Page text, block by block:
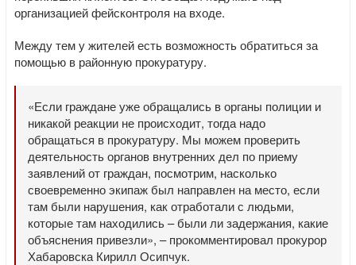
организацией фейсконтроля на входе.
Между тем у жителей есть возможность обратиться за
помощью в районную прокуратуру.
«Если граждане уже обращались в органы полиции и
никакой реакции не происходит, тогда надо
обращаться в прокуратуру. Мы можем проверить
деятельность органов внутренних дел по приему
заявлений от граждан, посмотрим, насколько
своевременно экипаж был направлен на место, если
там были нарушения, как отработали с людьми,
которые там находились – были ли задержания, какие
объяснения привезли», – прокомментировал прокурор
Хабаровска Кирилл Осипчук.